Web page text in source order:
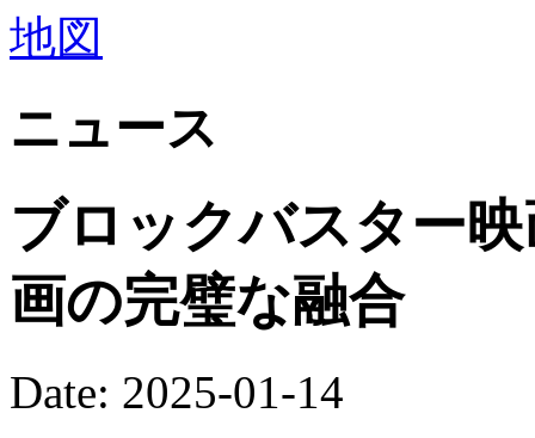
ニュース
ブロックバスター
画の完璧な融合
Date: 2025-01-14